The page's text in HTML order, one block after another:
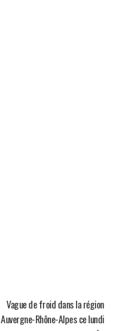
Vague de froid dans la région
Auvergne-Rhône-Alpes ce lundi